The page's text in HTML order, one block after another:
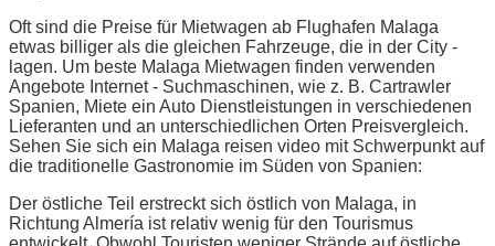
Oft sind die Preise für Mietwagen ab Flughafen Malaga
etwas billiger als die gleichen Fahrzeuge, die in der City -
lagen. Um beste Malaga Mietwagen finden verwenden
Angebote Internet - Suchmaschinen, wie z. B. Cartrawler
Spanien, Miete ein Auto Dienstleistungen in verschiedenen
Lieferanten und an unterschiedlichen Orten Preisvergleich.
Sehen Sie sich ein Malaga reisen video mit Schwerpunkt auf
die traditionelle Gastronomie im Süden von Spanien:
Der östliche Teil erstreckt sich östlich von Malaga, in
Richtung Almería ist relativ wenig für den Tourismus